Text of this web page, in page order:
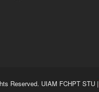
Reserved. UIAM FCHPT STU |